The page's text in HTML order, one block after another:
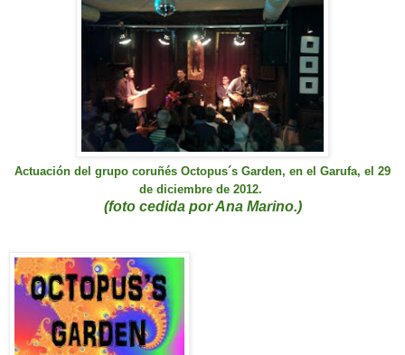
Actuación del grupo coruñés Octopus´s Garden, en el Garufa, el 29
de diciembre de 2012.
(foto cedida por Ana Marino.)